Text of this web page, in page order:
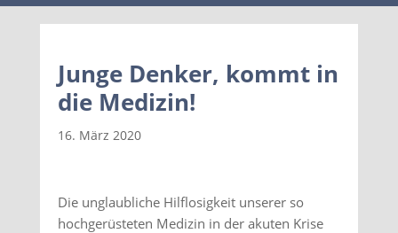
Junge Denker, kommt in
die Medizin!
16. März 2020
Die unglaubliche Hilflosigkeit unserer so
hochgerüsteten Medizin in der akuten Krise